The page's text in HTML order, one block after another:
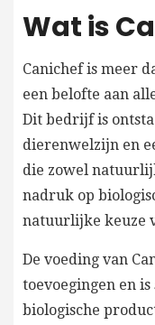
Wat is
Canichef is meer
een belofte aan
Dit bedrijf is
dierenwelzijn en
die zowel
nadruk op
natuurlijke keuze
De voeding van
toevoegingen en
biologische